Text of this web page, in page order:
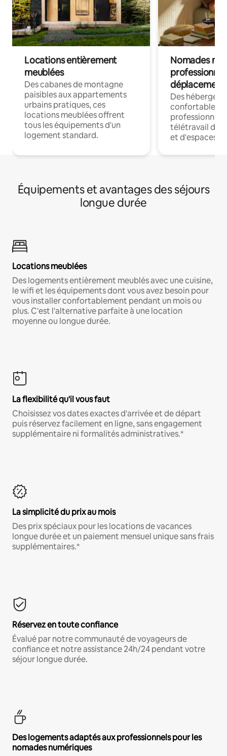
Locations entièrement
meublées
Des cabanes de montagne
paisibles aux appartements
urbains pratiques, ces
locations meublées offrent
tous les équipements d'un
logement standard.
Nomades
déplacement
Des
confortables
professionnels
télétravail
et d'espaces
Équipements et avantages des séjours
longue durée
Locations meublées
Des logements entièrement meublés avec une cuisine,
le wifi et les équipements dont vous avez besoin pour
vous installer confortablement pendant un mois ou
plus. C'est l'alternative parfaite à une location
moyenne ou longue durée.
La flexibilité qu'il vous faut
Choisissez vos dates exactes d'arrivée et de départ
puis réservez facilement en ligne, sans engagement
supplémentaire ni formalités administratives.*
La simplicité du prix au mois
Des prix spéciaux pour les locations de vacances
longue durée et un paiement mensuel unique sans frais
supplémentaires.*
Réservez en toute confiance
Évalué par notre communauté de voyageurs de
confiance et notre assistance 24h/24 pendant votre
séjour longue durée.
Des logements adaptés aux professionnels pour les
nomades numériques